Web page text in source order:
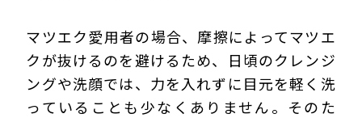
マツエク愛用者の場合、摩擦によってマツエ
クが抜けるのを避けるため、日頃のクレンジ
ングや洗顔では、力を入れずに目元を軽く洗
っていることも少なくありません。そのた